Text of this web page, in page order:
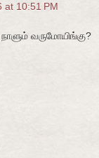
at 10:51 PM
வருமோயிங்கு?